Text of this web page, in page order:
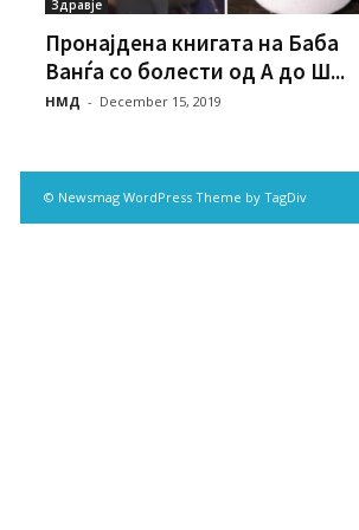
Здравје
Пронајдена книгата на Баба
Ванѓа со болести од А до Ш...
НМД - December 15, 2019
© Newsmag WordPress Theme by TagDiv